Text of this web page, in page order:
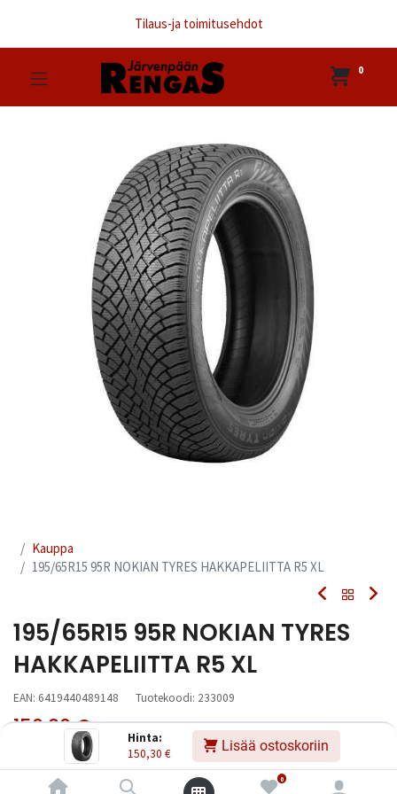
Hinta:
150,30 € Lisää ostoskoriin
0
Tilaus-ja toimitusehdot
0
Kauppa
195/65R15 95R NOKIAN TYRES HAKKAPELIITTA R5 XL
195/65R15 95R NOKIAN TYRES
HAKKAPELIITTA R5 XL
EAN: 6419440489148 Tuotekoodi: 233009
150,30€ Sisältää ALV:n/ kpl
Toimittajilla (kotimaa):
Saatavilla